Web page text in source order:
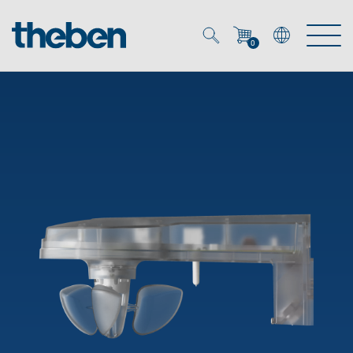
0
KNX
Smart Home
DALI
OEM-Lösungen
Ansprechpartner OEM
OEM-Referenzen
Lösungen
Zeit- und Lichtsteuerung
DALI-2 Lichtsteuerung
Downloads
Unternehmen